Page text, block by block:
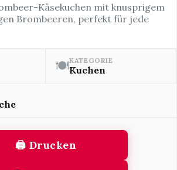
Käsekuchen mit knusprigem
Brombeeren, perfekt für jede
🍽KATEGORIE
Kuchen
🖨 Drucken